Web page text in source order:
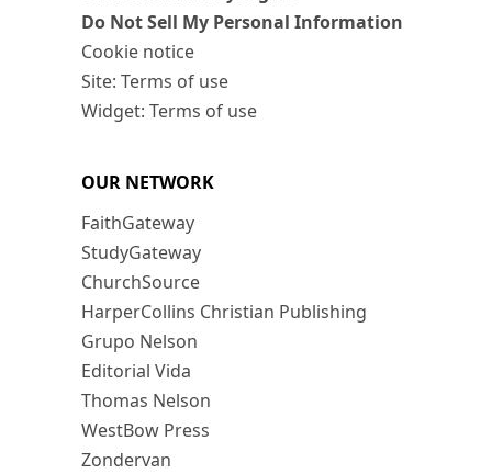
Do Not Sell My Personal Information
Cookie notice
Site: Terms of use
Widget: Terms of use
OUR NETWORK
FaithGateway
StudyGateway
ChurchSource
HarperCollins Christian Publishing
Grupo Nelson
Editorial Vida
Thomas Nelson
WestBow Press
Zondervan